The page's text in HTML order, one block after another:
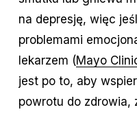
na depresję, więc
problemami
lekarzem (Mayo
jest po to, aby
powrotu do zdrowia,